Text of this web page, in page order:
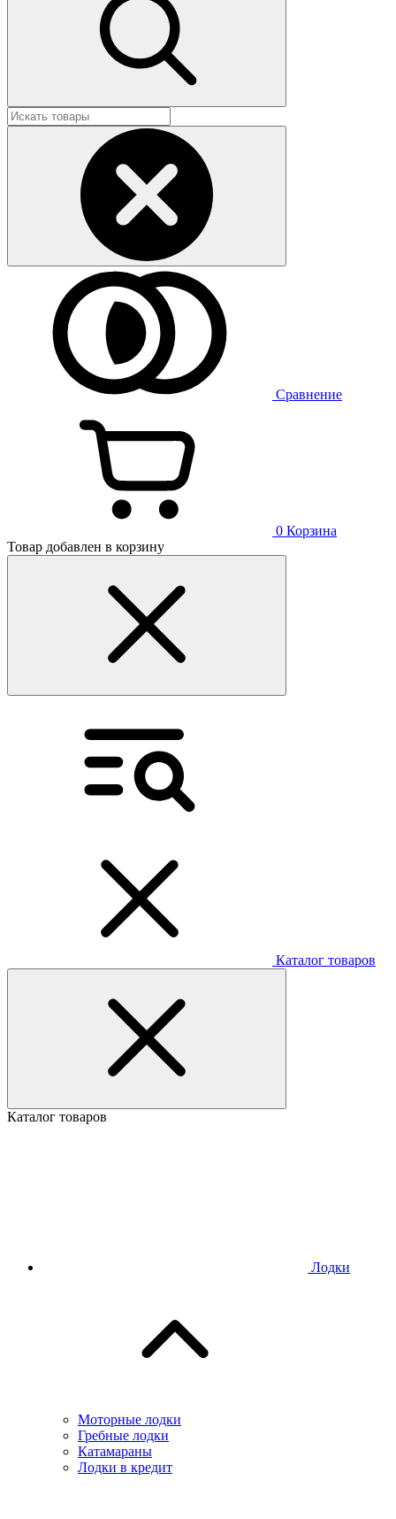
Сравнение
0 Корзина
Товар добавлен в корзину
Каталог товаров
Каталог товаров
Лодки
Моторные лодки
Гребные лодки
Катамараны
Лодки в кредит